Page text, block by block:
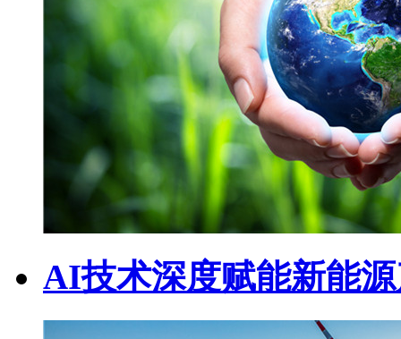
AI技术深度赋能新能